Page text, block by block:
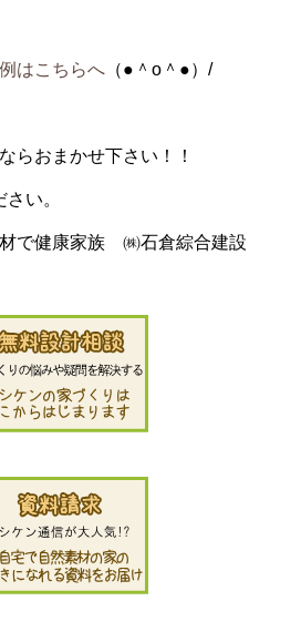
はこちらへ （●＾o＾●）/
らおまかせ下さい！！
い。
で健康家族 ㈱石倉綜合建設